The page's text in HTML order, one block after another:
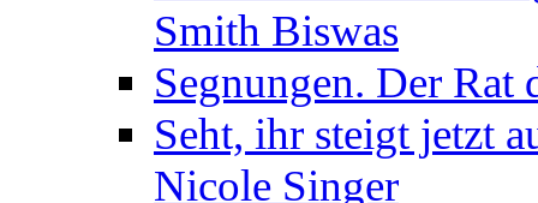
Smith Biswas
Segnungen. Der
Seht, ihr steigt jetzt
Nicole Singer